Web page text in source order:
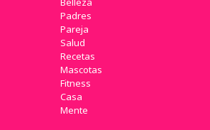
Padres
Pareja
Salud
Recetas
Mascotas
Fitness
Casa
Mente